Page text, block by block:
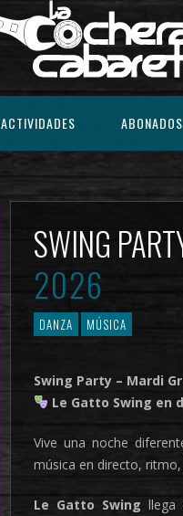
ACTIVIDADES ABONADOS
SWING
2026
DANZA MÚSICA
Swing Party – Mardi
Le Gatto Swing en
Vive una noche
música en directo,
Le Gatto Swing llega